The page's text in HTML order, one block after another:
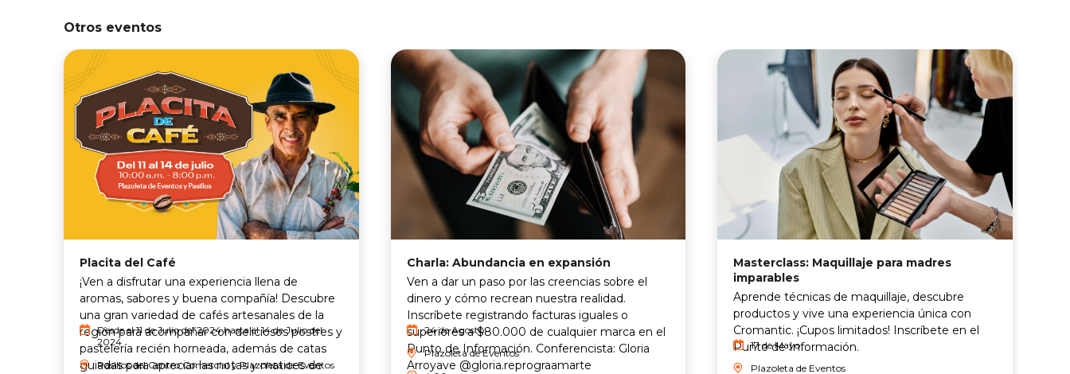
Otros eventos
Placita del Café
¡Ven a disfrutar una experiencia llena de
aromas, sabores y buena compañía! Descubre
una gran variedad de cafés artesanales de la
región para acompañar con deliciosos postres y
pastelería recién horneada, además de catas
guiadas para apreciar las notas y matices de
Desde el 11 de Julio del 2024 hasta el 14 de Julio del
2024
Pasillos del Centro Comercial y Plazoleta de Eventos
Charla: Abundancia en expansión
Ven a dar un paso por las creencias sobre el
dinero y cómo recrean nuestra realidad.
Inscríbete registrando facturas iguales o
superiores a $80.000 de cualquier marca en el
Punto de Información. Conferencista: Gloria
Arroyave @gloria.reprograamarte
24 de Agosto
Plazoleta de Eventos
Masterclass: Maquillaje para madres
imparables
Aprende técnicas de maquillaje, descubre
productos y vive una experiencia única con
Cromantic. ¡Cupos limitados! Inscríbete en el
Punto de Información.
17 de Mayo
Plazoleta de Eventos